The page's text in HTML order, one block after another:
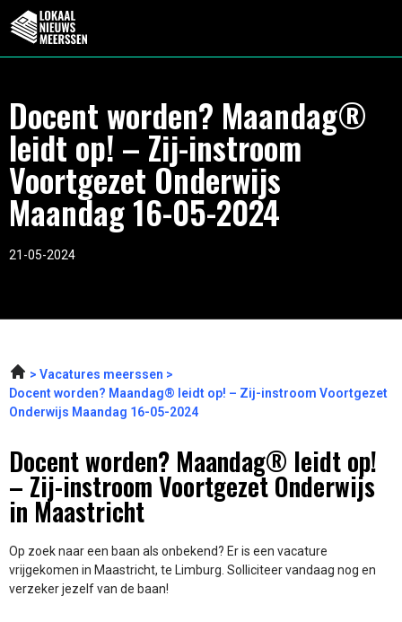
Docent worden? Maandag®
leidt op! – Zij-instroom
Voortgezet Onderwijs
Maandag 16-05-2024
21-05-2024
Vacatures meerssen
Docent worden? Maandag® leidt op! – Zij-instroom Voortgezet
Onderwijs Maandag 16-05-2024
Docent worden? Maandag® leidt op!
– Zij-instroom Voortgezet Onderwijs
in Maastricht
Op zoek naar een baan als onbekend? Er is een vacature
vrijgekomen in Maastricht, te Limburg. Solliciteer vandaag nog en
verzeker jezelf van de baan!